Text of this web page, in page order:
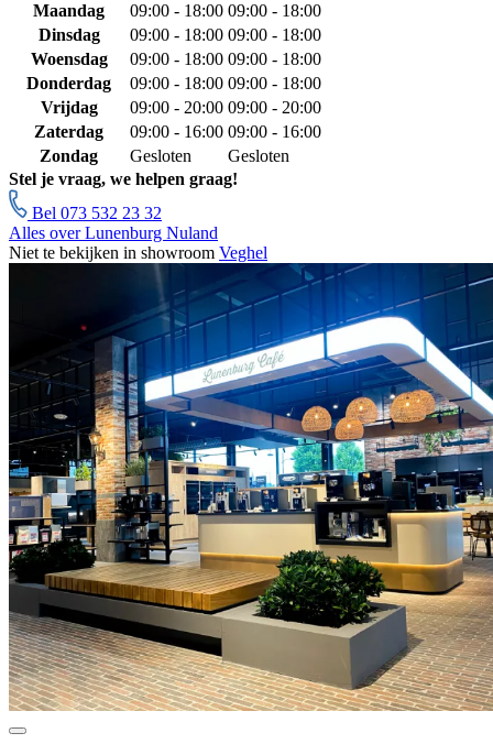
Maandag
09:00 - 18:00 09:00 - 18:00
Dinsdag
09:00 - 18:00 09:00 - 18:00
Woensdag
09:00 - 18:00 09:00 - 18:00
Donderdag
09:00 - 18:00 09:00 - 18:00
Vrijdag
09:00 - 20:00 09:00 - 20:00
Zaterdag
09:00 - 16:00 09:00 - 16:00
Zondag
Gesloten
Gesloten
Stel je vraag, we helpen graag!
Bel 073 532 23 32
Alles over Lunenburg Nuland
Niet te bekijken in showroom Veghel